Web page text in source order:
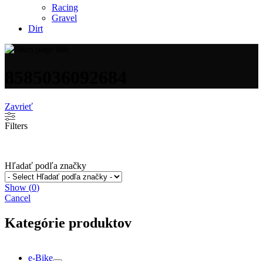
Racing
Gravel
Dirt
Zavrieť
Filters
Hľadať podľa značky
Show (0)
Cancel
Kategórie produktov
e-Bike